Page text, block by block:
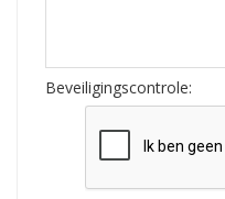
Beveiligingscontrole: